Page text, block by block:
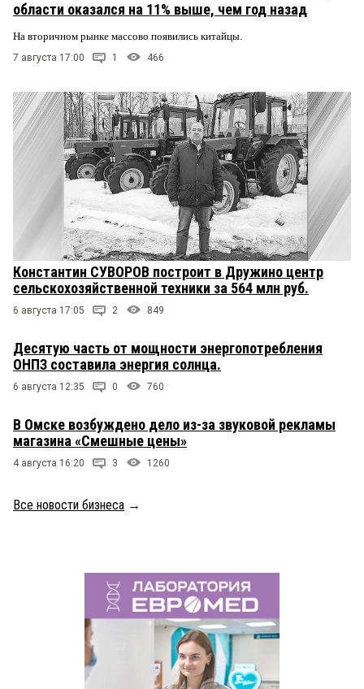
области оказался на 11% выше, чем год назад
На вторичном рынке массово появились китайцы.
7 августа 17:00 1 466
Константин СУВОРОВ построит в Дружино центр
сельскохозяйственной техники за 564 млн руб.
6 августа 17:05 2 849
Десятую часть от мощности энергопотребления
ОНПЗ составила энергия солнца.
6 августа 12:35 0 760
В Омске возбуждено дело из-за звуковой рекламы
магазина «Смешные цены»
4 августа 16:20 3 1260
Все новости бизнеса →